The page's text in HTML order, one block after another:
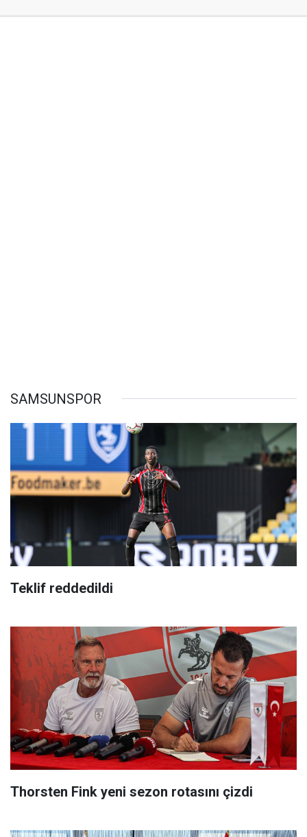
SAMSUNSPOR
Teklif reddedildi
Thorsten Fink yeni sezon rotasını çizdi